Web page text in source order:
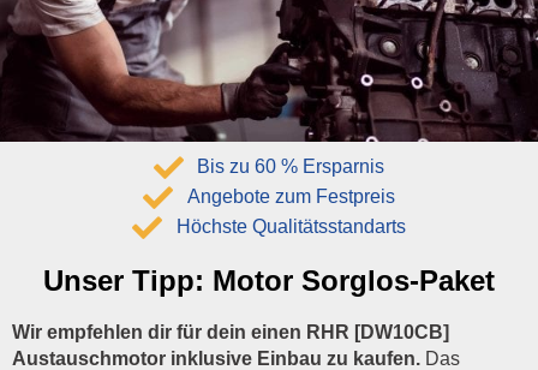
Unser Tipp: Motor Sorglos-Paket
Wir empfehlen dir für dein einen RHR [DW10CB]
Austauschmotor inklusive Einbau zu kaufen. Das
Bis zu 60 % Ersparnis
Angebote zum Festpreis
Höchste Qualitätsstandarts